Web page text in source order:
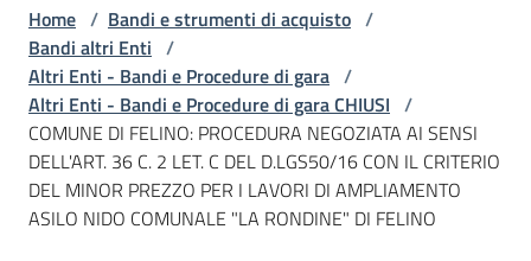
telematici
L'Agenzia
Bandi
Home / Bandi e strumenti di acquisto /
Bandi altri Enti /
Altri Enti - Bandi e Procedure di gara /
Altri Enti - Bandi e Procedure di gara CHIUSI /
COMUNE DI FELINO: PROCEDURA NEGOZIATA AI SENSI
DELL'ART. 36 C. 2 LET. C DEL D.LGS50/16 CON IL CRITERIO
DEL MINOR PREZZO PER I LAVORI DI AMPLIAMENTO
ASILO NIDO COMUNALE "LA RONDINE" DI FELINO